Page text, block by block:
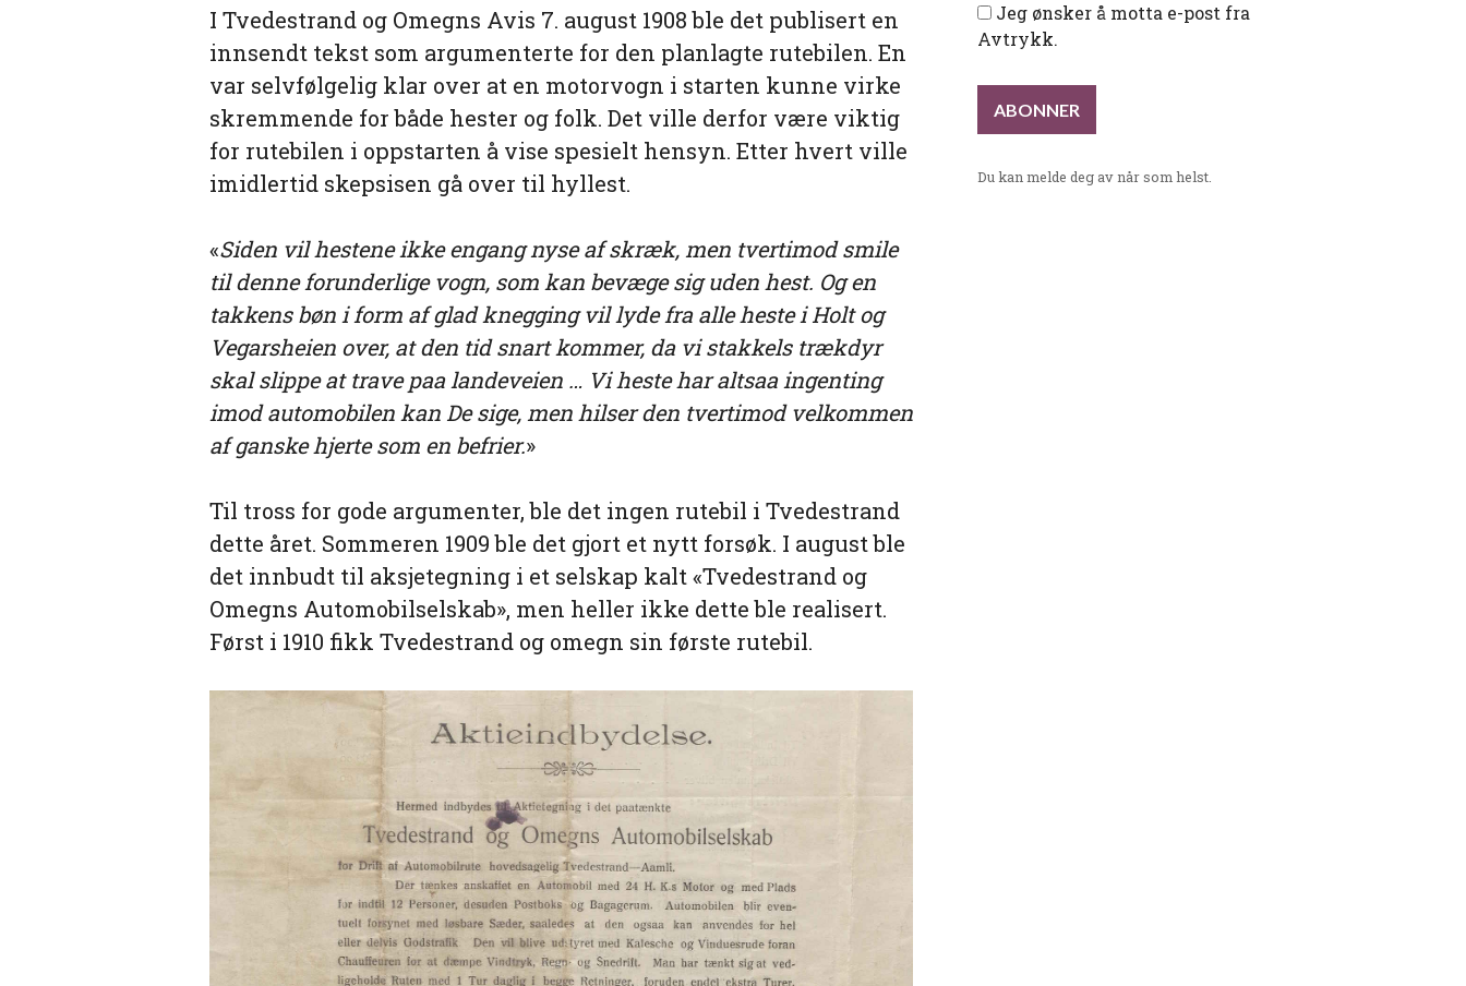
I Tvedestrand og Omegns Avis 7. august 1908 ble det publisert en
innsendt tekst som argumenterte for den planlagte rutebilen. En
var selvfølgelig klar over at en motorvogn i starten kunne virke
skremmende for både hester og folk. Det ville derfor være viktig
for rutebilen i oppstarten å vise spesielt hensyn. Etter hvert ville
imidlertid skepsisen gå over til hyllest.
«Siden vil hestene ikke engang nyse af skræk, men tvertimod smile
til denne forunderlige vogn, som kan bevæge sig uden hest. Og en
takkens bøn i form af glad knegging vil lyde fra alle heste i Holt og
Vegarsheien over, at den tid snart kommer, da vi stakkels trækdyr
skal slippe at trave paa landeveien … Vi heste har altsaa ingenting
imod automobilen kan De sige, men hilser den tvertimod velkommen
af ganske hjerte som en befrier.»
Til tross for gode argumenter, ble det ingen rutebil i Tvedestrand
dette året. Sommeren 1909 ble det gjort et nytt forsøk. I august ble
det innbudt til aksjetegning i et selskap kalt «Tvedestrand og
Omegns Automobilselskab», men heller ikke dette ble realisert.
Først i 1910 fikk Tvedestrand og omegn sin første rutebil.
Jeg ønsker å motta e-post fra
Avtrykk.
Du kan melde deg av når som helst.